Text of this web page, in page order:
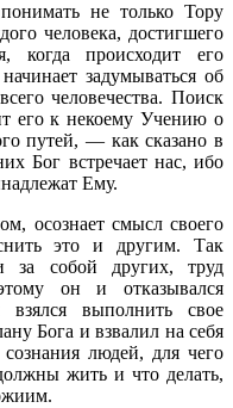
не только Тору
человека, достигшего
когда происходит его
задумываться об
человечества. Поиск
его к некоему Учению о
путей, — как сказано в
Бог встречает нас, ибо
Ему.
осознает смысл своего
это и другим. Так
собой других, труд
он и отказывался
выполнить свое
Бога и взвалил на себя
людей, для чего
жить и что делать,